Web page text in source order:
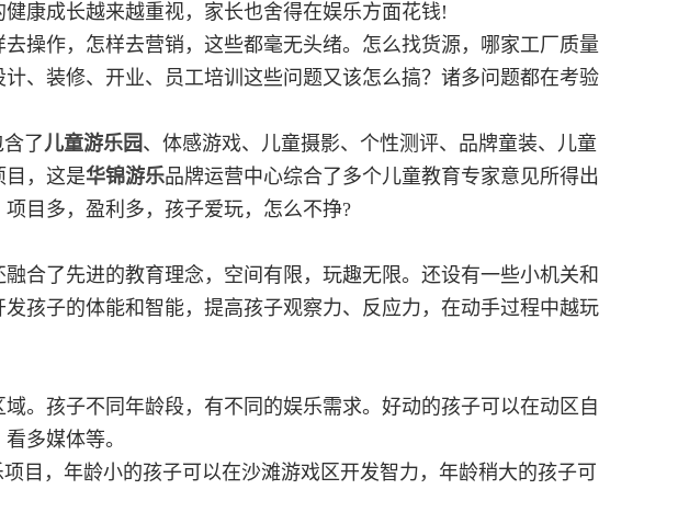
康成长越来越重视，家长也舍得在娱乐方面花钱!
操作，怎样去营销，这些都毫无头绪。怎么找货源，哪家工厂质量
计、装修、开业、员工培训这些问题又该怎么搞？诸多问题都在考验
含了儿童游乐园、体感游戏、儿童摄影、个性测评、品牌童装、儿童
目，这是华锦游乐品牌运营中心综合了多个儿童教育专家意见所得出
目多，盈利多，孩子爱玩，怎么不挣?
合了先进的教育理念，空间有限，玩趣无限。还设有一些小机关和
孩子的体能和智能，提高孩子观察力、反应力，在动手过程中越玩
。孩子不同年龄段，有不同的娱乐需求。好动的孩子可以在动区自
多媒体等。
目，年龄小的孩子可以在沙滩游戏区开发智力，年龄稍大的孩子可